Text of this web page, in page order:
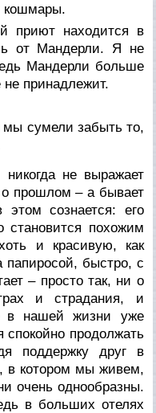
кошмары.
приют находится в
от Мандерли. Я не
Мандерли больше
принадлежит.
мы сумели забыть то,
не выражает
о прошлом – а бывает
сознается: его
похожим
и красивую, как
папиросой, быстро, с
– просто так, ни о
и страдания, и
в нашей жизни уже
спокойно продолжать
поддержку друг в
в котором мы живем,
очень однообразны.
в больших отелях